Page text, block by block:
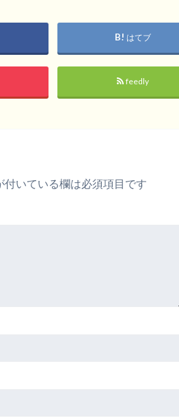
はてブ
feedly
付いている欄は必須項目です